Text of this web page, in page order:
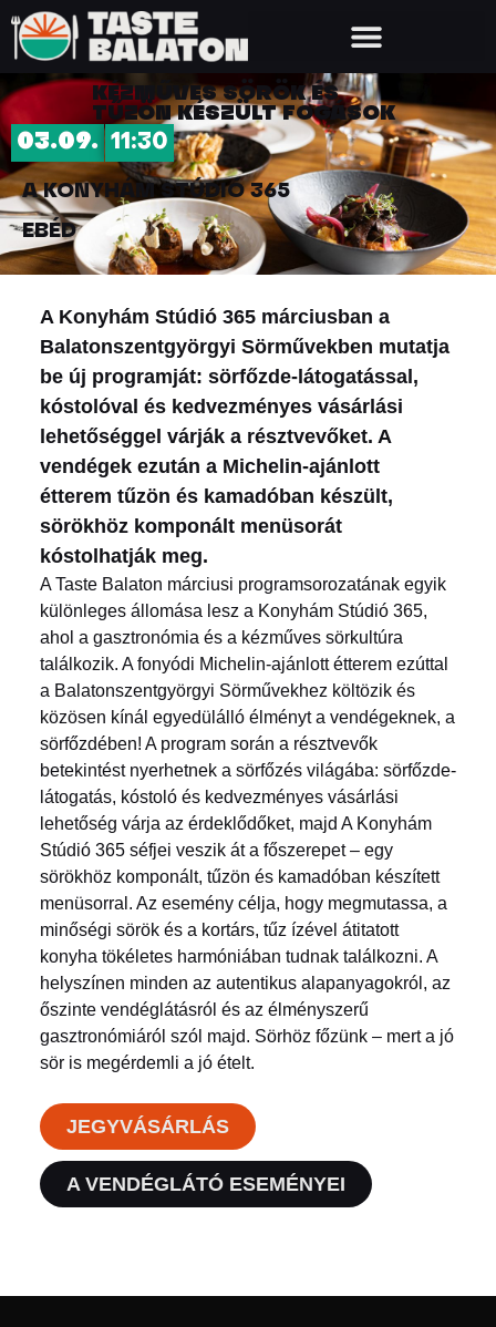
KÉZMŰVES SÖRÖK ÉS
TŰZÖN KÉSZÜLT FOGÁSOK
03.09. 11:30
A KONYHÁM STÚDIÓ 365
EBÉD
A Konyhám Stúdió 365 márciusban a
Balatonszentgyörgyi Sörművekben mutatja
be új programját: sörfőzde-látogatással,
kóstolóval és kedvezményes vásárlási
lehetőséggel várják a résztvevőket. A
vendégek ezután a Michelin-ajánlott
étterem tűzön és kamadóban készült,
sörökhöz komponált menüsorát
kóstolhatják meg.
A Taste Balaton márciusi programsorozatának egyik
különleges állomása lesz a Konyhám Stúdió 365,
ahol a gasztronómia és a kézműves sörkultúra
találkozik. A fonyódi Michelin-ajánlott étterem ezúttal
a Balatonszentgyörgyi Sörművekhez költözik és
közösen kínál egyedülálló élményt a vendégeknek, a
sörfőzdében! A program során a résztvevők
betekintést nyerhetnek a sörfőzés világába: sörfőzde-
látogatás, kóstoló és kedvezményes vásárlási
lehetőség várja az érdeklődőket, majd A Konyhám
Stúdió 365 séfjei veszik át a főszerepet – egy
sörökhöz komponált, tűzön és kamadóban készített
menüsorral. Az esemény célja, hogy megmutassa, a
minőségi sörök és a kortárs, tűz ízével átitatott
konyha tökéletes harmóniában tudnak találkozni. A
helyszínen minden az autentikus alapanyagokról, az
őszinte vendéglátásról és az élményszerű
gasztronómiáról szól majd. Sörhöz főzünk – mert a jó
sör is megérdemli a jó ételt.
JEGYVÁSÁRLÁS
A VENDÉGLÁTÓ ESEMÉNYEI